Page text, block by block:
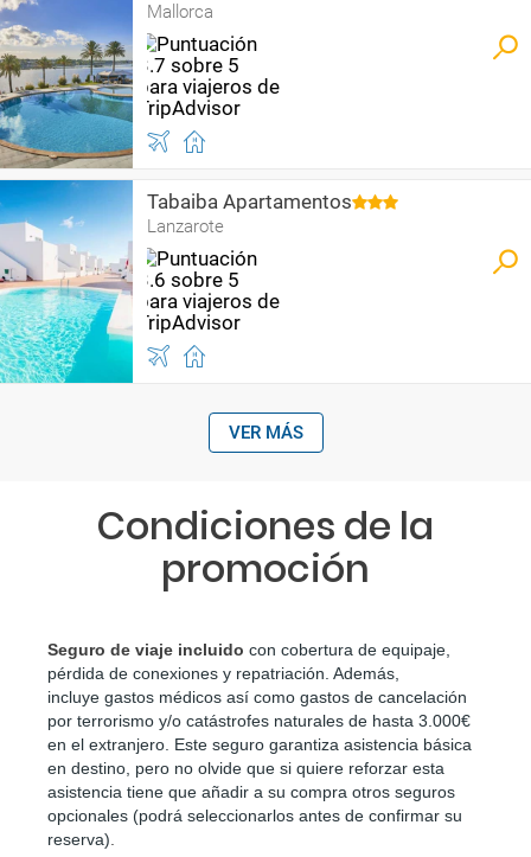
Mallorca
Tabaiba Apartamentos
Lanzarote
VER MÁS
Condiciones de la
promoción
Seguro de viaje incluido con cobertura de equipaje,
pérdida de conexiones y repatriación. Además,
incluye gastos médicos así como gastos de cancelación
por terrorismo y/o catástrofes naturales de hasta 3.000€
en el extranjero. Este seguro garantiza asistencia básica
en destino, pero no olvide que si quiere reforzar esta
asistencia tiene que añadir a su compra otros seguros
opcionales (podrá seleccionarlos antes de confirmar su
reserva)